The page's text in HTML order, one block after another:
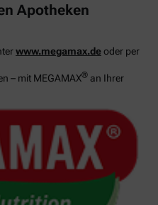
Apotheken
www.megamax.deoder per
– mit MEGAMAX® an Ihrer